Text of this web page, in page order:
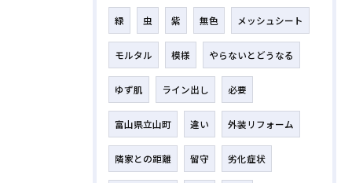
緑 虫 紫 無色 メッシュシート
モルタル 模様 やらないとどうなる
ゆず肌 ライン出し 必要
富山県立山町 違い 外装リフォーム
隣家との距離 留守 劣化症状